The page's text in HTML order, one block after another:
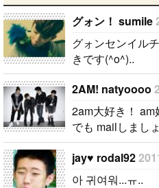
グォン！ sumile
グォンセンイル
きです(^o^)..
2AM! natyoooo
2am大好き！
でも mailしまし
ンネのJinwoon
좋아합니다 !
시오 ^^..
jay♥ rodal92
아 귀여워...ㅠ..